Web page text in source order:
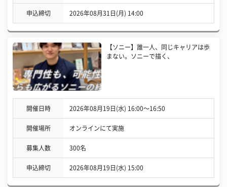
申込締切 2026年08月31日(月) 14:00
【ソニー】誰一人、同じキャリアは歩
まない。ソニーで描く、
開催日時 2026年08月19日(水) 16:00〜16:50
開催場所 オンラインにて実施
募集人数 300名
申込締切 2026年08月19日(水) 15:00